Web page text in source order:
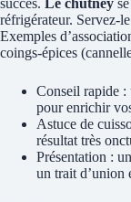
réfrigérateur. Servez-
Exemples
coings-épices
Conseil rapide :
pour enrichir
Astuce de
résultat très
Présentation :
un trait d’union